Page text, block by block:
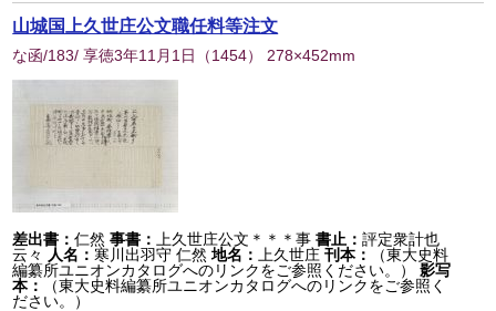
山城国上久世庄公文職任料等注文
な函/183/ 享徳3年11月1日 （1454） 278×452mm
差出書：仁然 事書： 上久世庄公文＊＊＊事 書止：評定衆計也
云々
人名： 寒川出羽守 仁然 地名： 上久世庄 刊本：
（東大史料
編纂所ユニオンカタログへのリンクをご参照ください。）
影写
本：
（東大史料編纂所ユニオンカタログへのリンクをご参照く
ださい。）